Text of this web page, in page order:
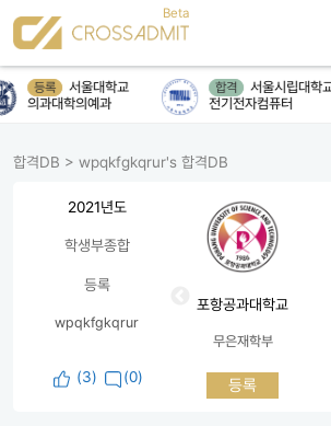
등록
서울대학교
의과대학의예과
합격
서울시립대학교
전기전자컴퓨터
합격DB > wpqkfgkqrur's 합격DB
2021년도
학생부종합
등록
wpqkfgkqrur
(3) (0)
포항공과대학교
무은재학부
등록